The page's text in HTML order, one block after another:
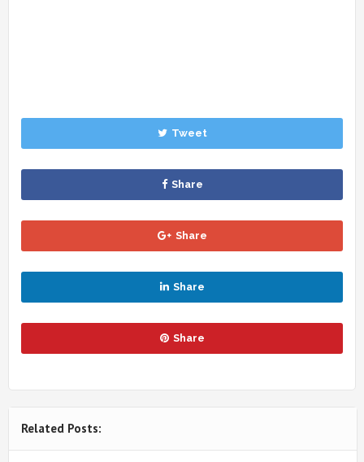
Tweet
Share
Share
Share
Share
Related Posts: